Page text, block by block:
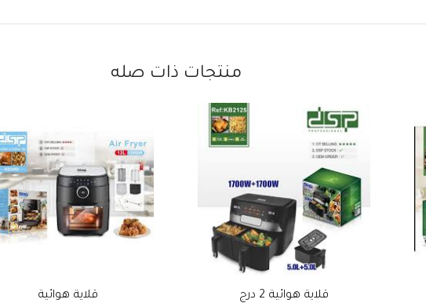
منتجات ذات صله
قلاية هوائية 2 درج قلاية هوائية